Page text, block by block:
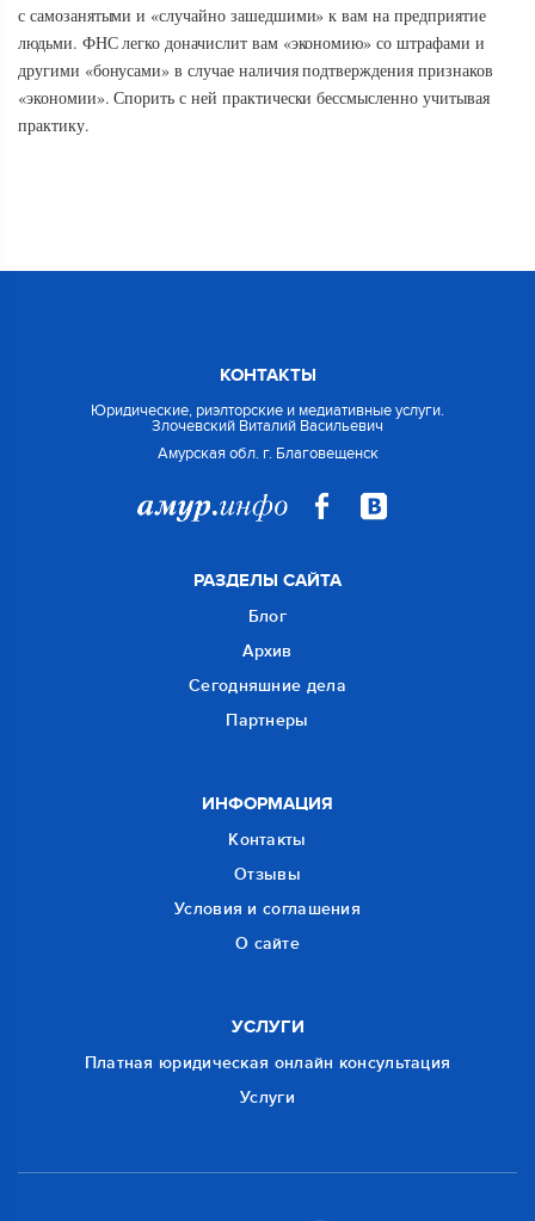
с самозанятыми и «случайно зашедшими» к вам на предприятие
людьми. ФНС легко доначислит вам «экономию» со штрафами и
другими «бонусами» в случае наличия подтверждения признаков
«экономии». Спорить с ней практически бессмысленно учитывая
практику.
КОНТАКТЫ
Юридические, риэлторские и медиативные услуги.
Злочевский Виталий Васильевич
Амурская обл. г. Благовещенск
РАЗДЕЛЫ САЙТА
Блог
Архив
Сегодняшние дела
Партнеры
ИНФОРМАЦИЯ
Контакты
Отзывы
Условия и соглашения
О сайте
УСЛУГИ
Платная юридическая онлайн консультация
Услуги